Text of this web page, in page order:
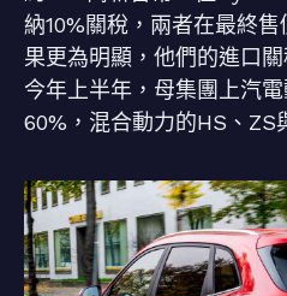
納10%關稅，兩者在最終
果更為明顯，他們的進口
今年上半年，母集團上汽
60%，混合動力的HS、ZS